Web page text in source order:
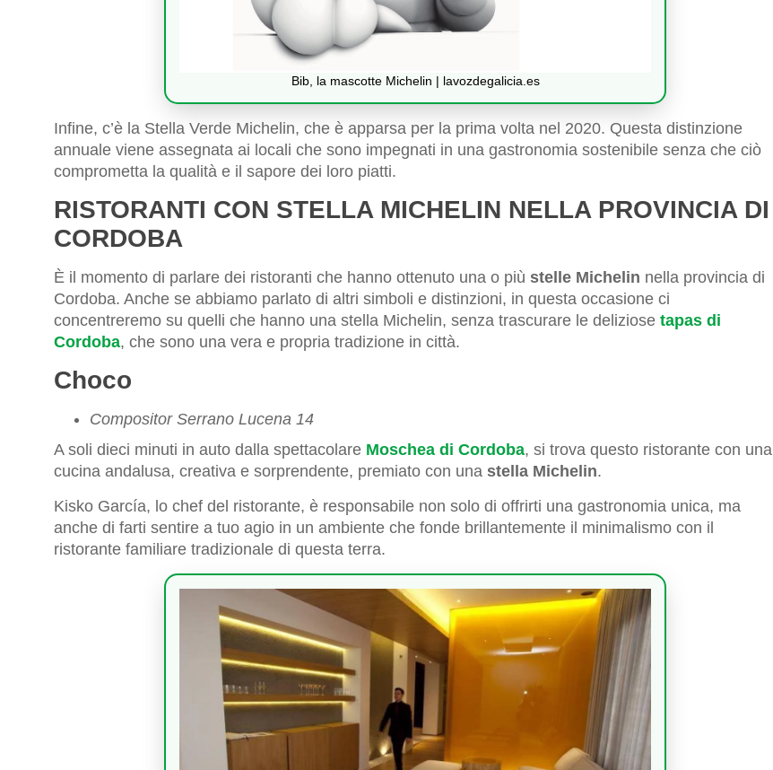
Bib, la mascotte Michelin | lavozdegalicia.es
Infine, c’è la Stella Verde Michelin, che è apparsa per la prima volta nel 2020. Questa distinzione
annuale viene assegnata ai locali che sono impegnati in una gastronomia sostenibile senza che ciò
comprometta la qualità e il sapore dei loro piatti.
RISTORANTI CON STELLA MICHELIN NELLA PROVINCIA DI
CORDOBA
È il momento di parlare dei ristoranti che hanno ottenuto una o più stelle Michelin nella provincia di
Cordoba. Anche se abbiamo parlato di altri simboli e distinzioni, in questa occasione ci
concentreremo su quelli che hanno una stella Michelin, senza trascurare le deliziose tapas di
Cordoba, che sono una vera e propria tradizione in città.
Choco
Compositor Serrano Lucena 14
A soli dieci minuti in auto dalla spettacolare Moschea di Cordoba, si trova questo ristorante con una
cucina andalusa, creativa e sorprendente, premiato con una stella Michelin.
Kisko García, lo chef del ristorante, è responsabile non solo di offrirti una gastronomia unica, ma
anche di farti sentire a tuo agio in un ambiente che fonde brillantemente il minimalismo con il
ristorante familiare tradizionale di questa terra.